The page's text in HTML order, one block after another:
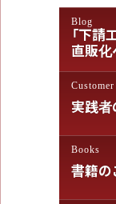
Blog
「下請
直販化
実践
Books
書籍の